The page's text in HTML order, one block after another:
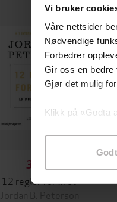
Vi bruker
Våre nettsider
Nødvendige
Forbedrer
Gir oss en
Gjør det mulig
Klikk på «Godta
samtykke til
399,-
12 regler for livet
Jordan B. Peterson